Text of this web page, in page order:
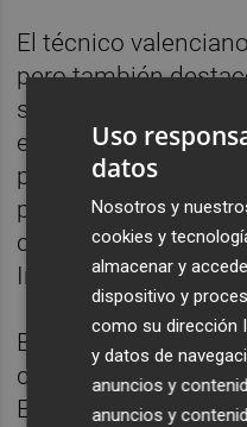
El técnico
pero también
sus jugadoras:
equipazo más
partido, pero sobre
preparar. Estamos
competiciones y
Intentaremos dar
Burgos habló sobre
competición de cara
Euroliga. “Todos
Uso
datos
Nosotros y
cookies y
almacenar y
dispositivo y
como su dirección
y datos de
anuncios y
anuncios y